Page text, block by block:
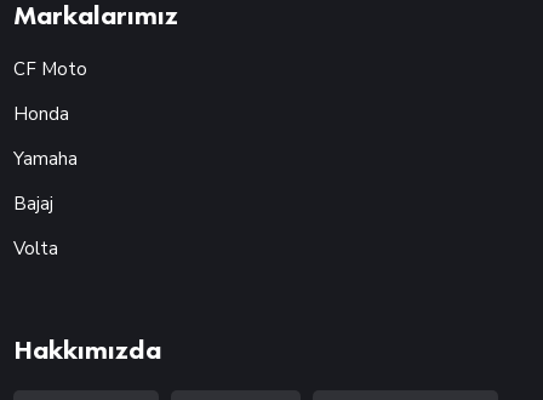
Markalarımız
CF Moto
Honda
Yamaha
Bajaj
Volta
Hakkımızda